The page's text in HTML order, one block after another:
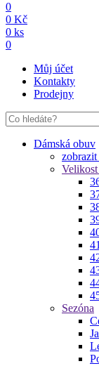
0
0 Kč
0 ks
0
Můj účet
Kontakty
Prodejny
Dámská obuv
zobrazit
41
Sezóna